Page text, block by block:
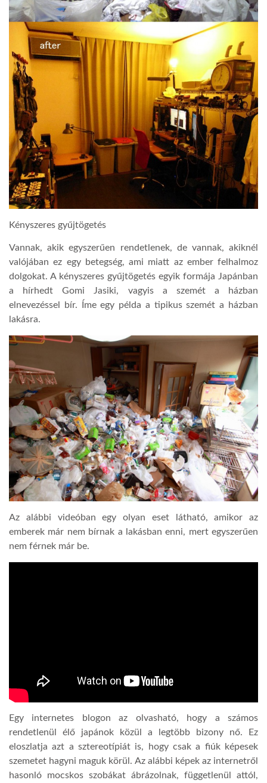
Kényszeres gyűjtögetés
Vannak, akik egyszerűen rendetlenek, de vannak, akiknél
valójában ez egy betegség, ami miatt az ember felhalmoz
dolgokat. A kényszeres gyűjtögetés egyik formája Japánban
a hírhedt Gomi Jasiki, vagyis a szemét a házban
elnevezéssel bír. Íme egy példa a tipikus szemét a házban
lakásra.
Az alábbi videóban egy olyan eset látható, amikor az
emberek már nem bírnak a lakásban enni, mert egyszerűen
nem férnek már be.
Egy internetes blogon az olvasható, hogy a számos
rendetlenül élő japánok közül a legtöbb bizony nő. Ez
eloszlatja azt a sztereotípiát is, hogy csak a fiúk képesek
szemetet hagyni maguk körül. Az alábbi képek az internetről
hasonló mocskos szobákat ábrázolnak, függetlenül attól,